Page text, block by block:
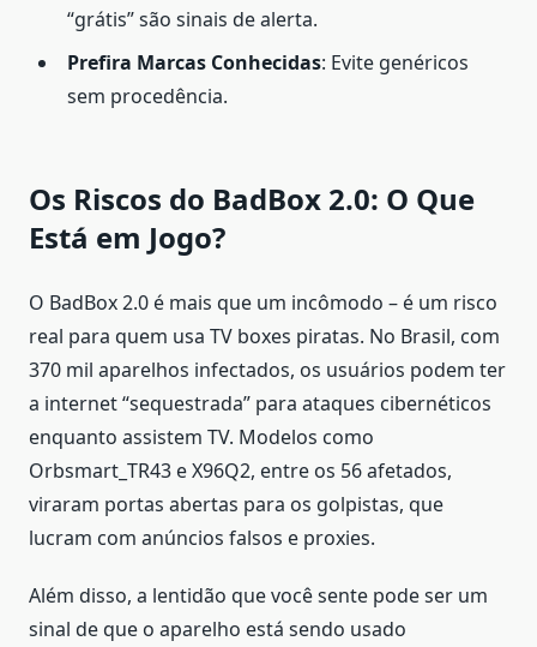
“grátis” são sinais de alerta.
Prefira Marcas Conhecidas: Evite genéricos
sem procedência.
Os Riscos do BadBox 2.0: O Que
Está em Jogo?
O BadBox 2.0 é mais que um incômodo – é um risco
real para quem usa TV boxes piratas. No Brasil, com
370 mil aparelhos infectados, os usuários podem ter
a internet “sequestrada” para ataques cibernéticos
enquanto assistem TV. Modelos como
Orbsmart_TR43 e X96Q2, entre os 56 afetados,
viraram portas abertas para os golpistas, que
lucram com anúncios falsos e proxies.
Além disso, a lentidão que você sente pode ser um
sinal de que o aparelho está sendo usado